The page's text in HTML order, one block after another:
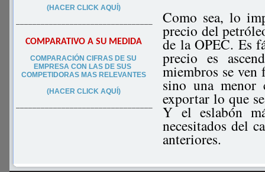
(HACER CLICK AQUÍ)
–––––––––––––––––––––––––––––––––
COMPARATIVO A SU MEDIDA
COMPARACIÓN CIFRAS DE SU
EMPRESA CON LAS DE SUS
COMPETIDORAS MAS RELEVANTES
(HACER CLICK AQUÍ)
–––––––––––––––––––––––––––––––––
Como sea, lo
precio del
de la OPEC. Es
precio es
miembros se ven
sino una menor
exportar lo que
Y el eslabón
necesitados del
anteriores.